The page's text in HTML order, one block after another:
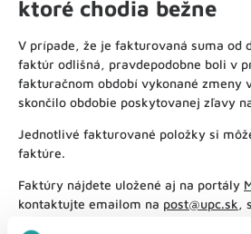
ktoré chodia bežne
V prípade, že je fakturovaná suma od
faktúr odlišná, pravdepodobne boli v
fakturačnom období vykonané zmeny
skončilo obdobie poskytovanej zľavy
Jednotlivé fakturované položky si
faktúre.
Faktúry nájdete uložené aj na portály
kontaktujte emailom na post@upc.sk,